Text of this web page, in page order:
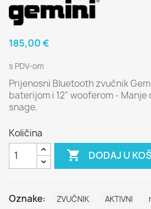
185,00 €
s PDV-om
Prijenosni Bluetooth zvučnik
baterijom i 12" wooferom -
snage.
Količina
 DODAJ U
Oznake: ZVUČNIK AKTIVNI